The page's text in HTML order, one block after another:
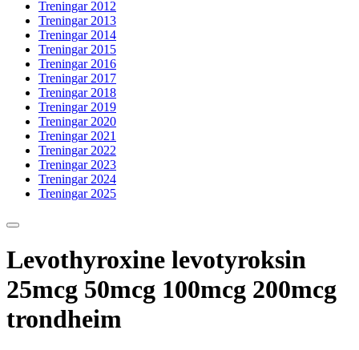
Treningar 2012
Treningar 2013
Treningar 2014
Treningar 2015
Treningar 2016
Treningar 2017
Treningar 2018
Treningar 2019
Treningar 2020
Treningar 2021
Treningar 2022
Treningar 2023
Treningar 2024
Treningar 2025
Levothyroxine levotyroksin
25mcg 50mcg 100mcg 200mcg
trondheim